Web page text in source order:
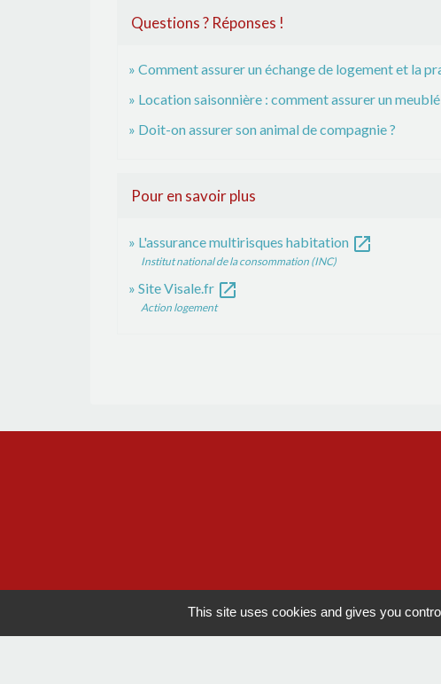
Questions ? Réponses !
Comment assurer un échange de logement et la
Location saisonnière : comment assurer un
Doit-on assurer son animal de compagnie ?
Pour en savoir plus
L'assurance multirisques habitation open_in_new
Institut national de la consommation (INC)
Site Visale.fr open_in_new
Action logement
This site uses cookies and gives you